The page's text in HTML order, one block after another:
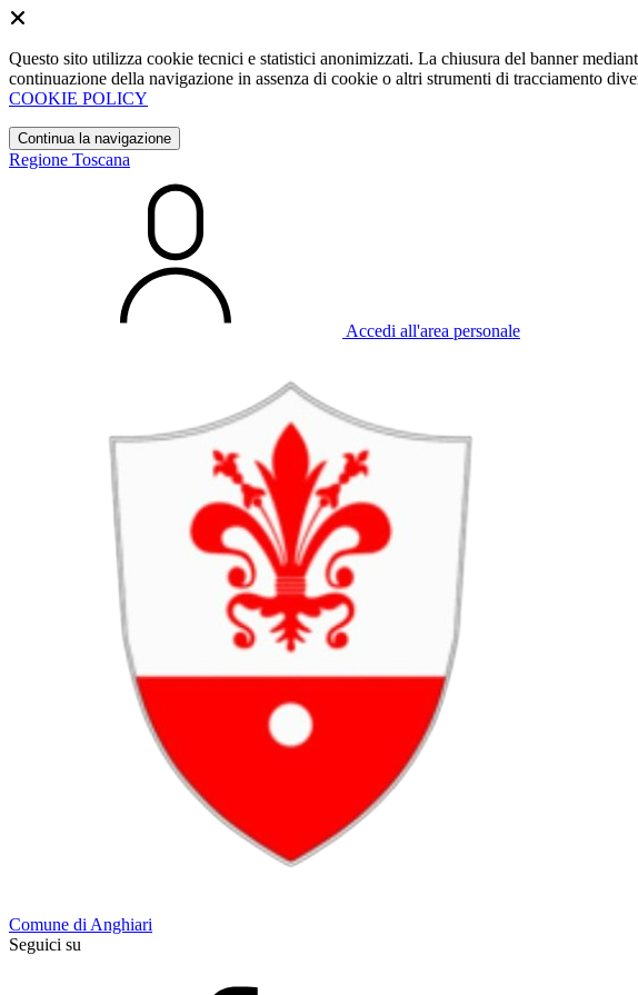
Questo sito utilizza cookie tecnici e statistici anonimizzati. La chiusura del banner
continuazione della navigazione in assenza di cookie o altri strumenti di tracciamento
COOKIE POLICY
Continua la navigazione
Regione Toscana
Accedi all'area personale
Comune di Anghiari
Seguici su